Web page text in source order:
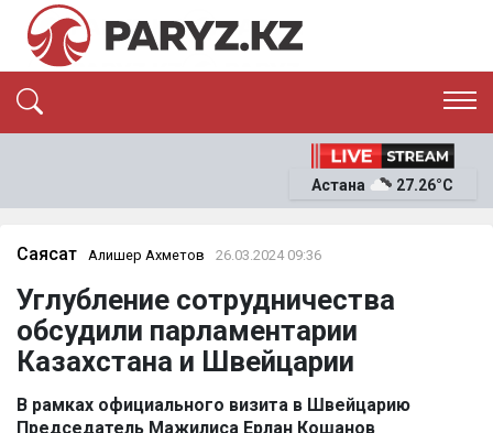
ЭКОНОМИКА
ОҚИҒА
News
Астана 27.26°C
Саясат Алишер Ахметов 26.03.2024 09:36
Углубление сотрудничества
обсудили парламентарии
Казахстана и Швейцарии
В рамках официального визита в Швейцарию
Председатель Мажилиса Ерлан Кошанов